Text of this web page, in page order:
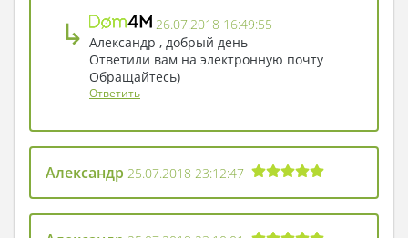
↳
26.07.2018 16:49:55
Александр , добрый день
Ответили вам на электронную почту
Обращайтесь)
Ответить
Александр 25.07.2018 23:12:47